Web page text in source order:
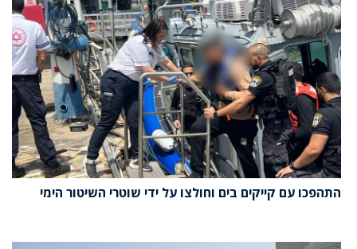
התהפכו עם קייקים בים וחולצו על ידי שוטרי השיטור הימי